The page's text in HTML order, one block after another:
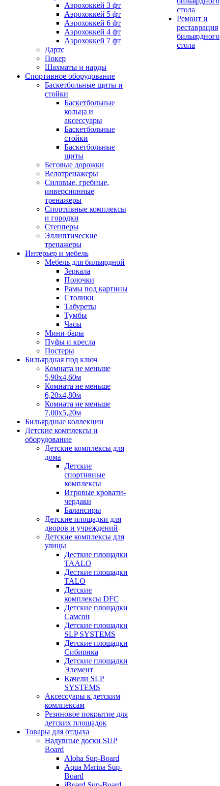
Аэрохоккей 3 фт
Аэрохоккей 5 фт
Аэрохоккей 6 фт
Аэрохоккей 4 фт
Аэрохоккей 7 фт
Дартс
Покер
Шахматы и нарды
Спортивное оборудование
Баскетбольные щиты и
стойки
Баскетбольные
кольца и
аксессуары
Баскетбольные
стойки
Баскетбольные
щиты
Беговые дорожки
Велотренажеры
Силовые, гребные,
инверсионные
тренажеры
Спортивные комплексы
и городки
Степперы
Эллиптические
тренажеры
Интерьер и мебель
Мебель для бильярдной
Зеркала
Полочки
Рамы под картины
Столики
Табуреты
Тумбы
Часы
Мини-бары
Пуфы и кресла
Постеры
Бильярдная под ключ
Комната не меньше
5,90х4,60м
Комната не меньше
6,20х4,80м
Комната не меньше
7,00х5,20м
Бильярдные коллекции
Детские комплексы и
оборудование
Детские комплексы для
дома
Детские
спортивные
комплексы
Игровые кровати-
чердаки
Балансиры
Детские площадки для
дворов и учреждений
Детские комплексы для
улицы
Десткие площадки
TAALO
Десткие площадки
TALO
Детские
комплексы DFC
Детские площадки
Самсон
Детские площадки
SLP SYSTEMS
Детские площадки
Сибирика
Детские площадки
Элемент
Качели SLP
SYSTEMS
Аксессуары к детским
комлпексам
Резиновое покрытие для
детских площадок
Товары для отдыха
Надувные доски SUP
Board
Aloha Sup-Board
Aqua Marina Sup-
Board
стола
Ремонт и
реставрация
бильярдного
стола